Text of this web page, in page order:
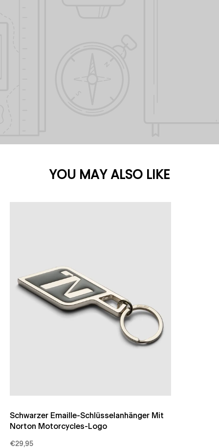
YOU MAY ALSO LIKE
Schwarzer Emaille-Schlüsselanhänger Mit
Norton Motorcycles-Logo
€29,95